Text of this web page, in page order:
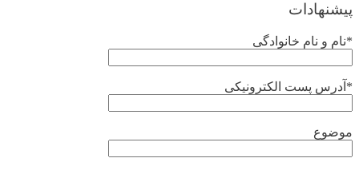
پیشنهادات
*نام و نام خانوادگی
*آدرس پست الکترونیکی
موضوع